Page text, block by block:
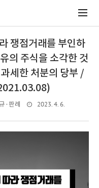
쟁점거래를 부인하
의 주식을 소각한 것
세한 처분의 당부 /
·판례 2023. 4. 6.